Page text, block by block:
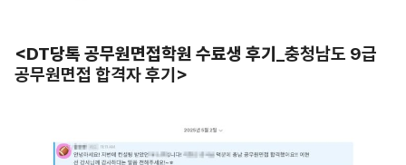
<DT당톡 공무원면접학원 수료생 후기
_충청남도 9급
공무원면접 합격자 후기>